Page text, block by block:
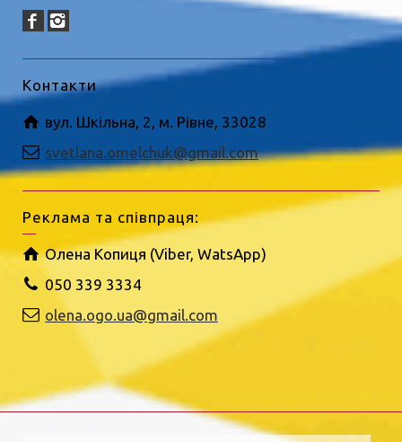
Контакти
вул. Шкільна, 2, м. Рівне, 33028
svetlana.omelchuk@gmail.com
Реклама та співпраця:
Олена Копиця (Viber, WatsApp)
050 339 3334
olena.ogo.ua@gmail.com